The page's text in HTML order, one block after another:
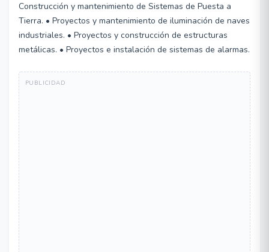
Construcción y mantenimiento de Sistemas de Puesta a
Tierra. • Proyectos y mantenimiento de iluminación de naves
industriales. • Proyectos y construcción de estructuras
metálicas. • Proyectos e instalación de sistemas de alarmas.